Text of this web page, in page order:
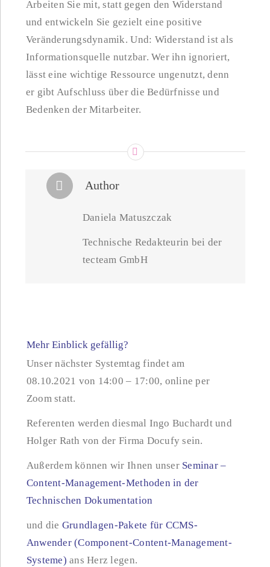
Arbeiten Sie mit, statt gegen den Widerstand
und entwickeln Sie gezielt eine positive
Veränderungsdynamik. Und: Widerstand ist als
Informationsquelle nutzbar. Wer ihn ignoriert,
lässt eine wichtige Ressource ungenutzt, denn
er gibt Aufschluss über die Bedürfnisse und
Bedenken der Mitarbeiter.
Author
Daniela Matuszczak
Technische Redakteurin bei der
tecteam GmbH
Mehr Einblick gefällig?
Unser nächster Systemtag findet am
08.10.2021 von 14:00 – 17:00, online per
Zoom statt.
Referenten werden diesmal Ingo Buchardt und
Holger Rath von der Firma Docufy sein.
Außerdem können wir Ihnen unser Seminar –
Content-Management-Methoden in der
Technischen Dokumentation
und die Grundlagen-Pakete für CCMS-
Anwender (Component-Content-Management-
Systeme)ans Herz legen.